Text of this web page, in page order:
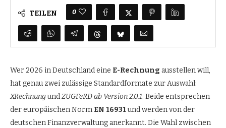
TEILEN 0
Wer 2026 in Deutschland eine E-Rechnung ausstellen will,
hat genau zwei zulässige Standardformate zur Auswahl:
XRechnungundZUGFeRD ab Version 2.0.1. Beide entsprechen
der europäischen Norm EN 16931und werden von der
deutschen Finanzverwaltung anerkannt. Die Wahl zwischen